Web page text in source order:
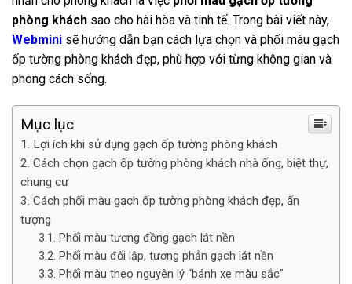
phòng khách sao cho hài hòa và tinh tế. Trong bài viết này,
Webmini sẽ hướng dẫn bạn cách lựa chọn và phối màu gạch
ốp tường phòng khách đẹp, phù hợp với từng không gian và
phong cách sống.
Mục lục
Lợi ích khi sử dụng gạch ốp tường phòng khách
Cách chọn gạch ốp tường phòng khách nhà ống, biệt thự,
chung cư
Cách phối màu gạch ốp tường phòng khách đẹp, ấn
tượng
Phối màu tương đồng gạch lát nền
Phối màu đối lập, tương phản gạch lát nền
Phối màu theo nguyên lý “bánh xe màu sắc”